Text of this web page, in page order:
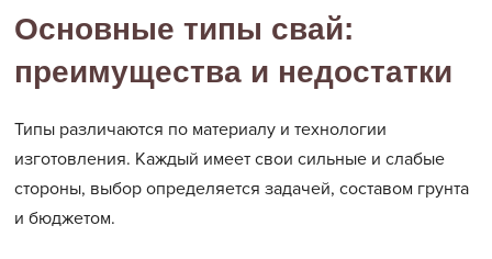
Основные типы свай:
преимущества и недостатки
Типы различаются по материалу и технологии
изготовления. Каждый имеет свои сильные и слабые
стороны, выбор определяется задачей, составом грунта
и бюджетом.